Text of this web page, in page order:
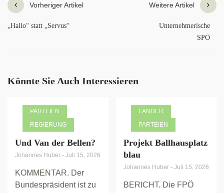
Vorheriger Artikel
„Hallo“ statt „Servus“
Weitere Artikel
Unternehmerische
SPÖ
Könnte Sie Auch Interessieren
PARTEIEN
REGIERUNG
Und Van der Bellen?
Johannes Huber - Juli 15, 2026
KOMMENTAR. Der
Bundespräsident ist zu
LÄNDER
PARTEIEN
Projekt Ballhausplatz
blau
Johannes Huber - Juli 15, 2026
BERICHT. Die FPÖ